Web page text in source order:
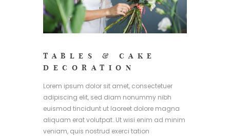
TABLES & CAKE
DECORATION
Lorem ipsum dolor sit amet, consectetuer
adipiscing elit, sed diam nonummy nibh
euismod tincidunt ut laoreet dolore magna
aliquam erat volutpat. Ut wisi enim ad minim
veniam, quis nostrud exerci tation